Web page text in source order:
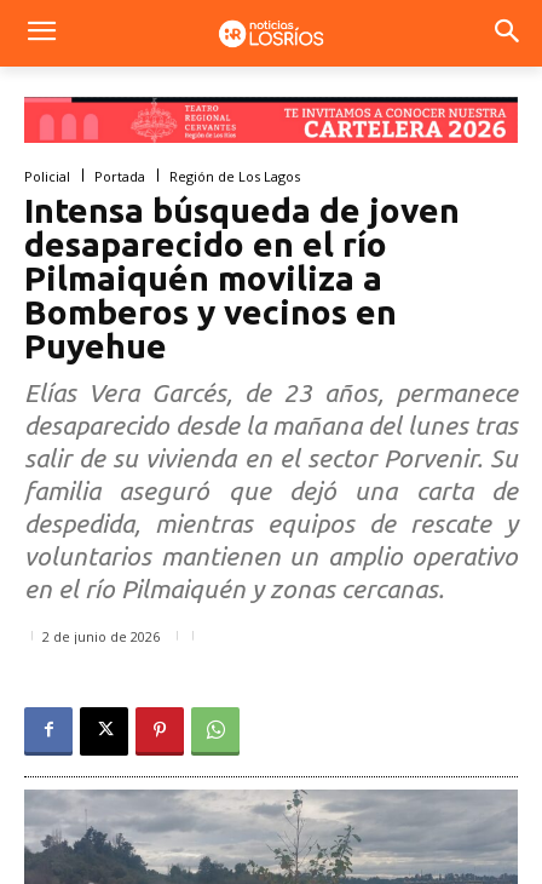
Policial Portada Región de Los Lagos
Intensa búsqueda de joven
desaparecido en el río
Pilmaiquén moviliza a
Bomberos y vecinos en
Puyehue
Elías Vera Garcés, de 23 años, permanece
desaparecido desde la mañana del lunes tras
salir de su vivienda en el sector Porvenir. Su
familia aseguró que dejó una carta de
despedida, mientras equipos de rescate y
voluntarios mantienen un amplio operativo
en el río Pilmaiquén y zonas cercanas.
2 de junio de 2026